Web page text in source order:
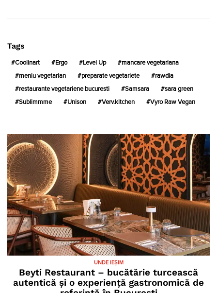
Tags
Coolinart Ergo Level Up mancare vegetariana
meniu vegetarian preparate vegetariete rawdia
restaurante vegetariene bucuresti Samsara sara green
Sublimmme Unison Verv.kitchen Vyro Raw Vegan
UNDE IEȘIM
Beyti Restaurant – bucătărie turcească
autentică și o experiență gastronomică de